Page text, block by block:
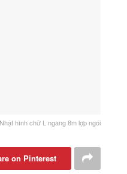
hình chữ L ngang 8m lợp ngói
on Pinterest